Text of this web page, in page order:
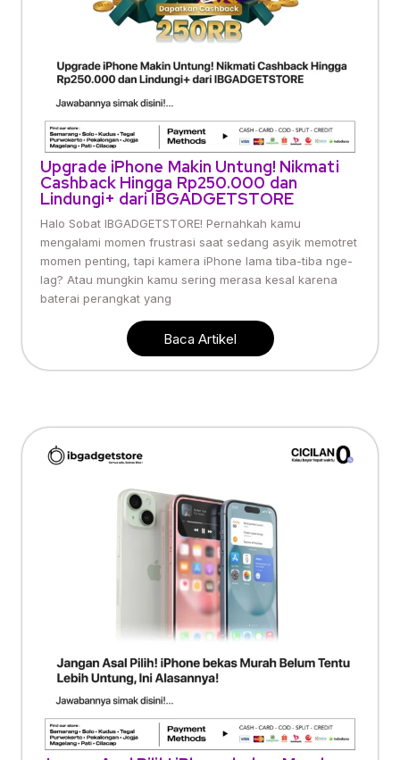
Upgrade iPhone Makin Untung! Nikmati
Cashback Hingga Rp250.000 dan
Lindungi+ dari IBGADGETSTORE
Halo Sobat IBGADGETSTORE! Pernahkah kamu
mengalami momen frustrasi saat sedang asyik memotret
momen penting, tapi kamera iPhone lama tiba-tiba nge-
lag? Atau mungkin kamu sering merasa kesal karena
baterai perangkat yang
Baca Artikel